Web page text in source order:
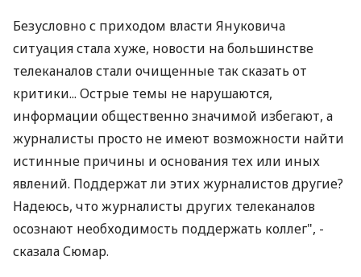
Безусловно с приходом власти Януковича
ситуация стала хуже, новости на большинстве
телеканалов стали очищенные так сказать от
критики... Острые темы не нарушаются,
информации общественно значимой избегают, а
журналисты просто не имеют возможности найти
истинные причины и основания тех или иных
явлений. Поддержат ли этих журналистов другие?
Надеюсь, что журналисты других телеканалов
осознают необходимость поддержать коллег", -
сказала Сюмар.